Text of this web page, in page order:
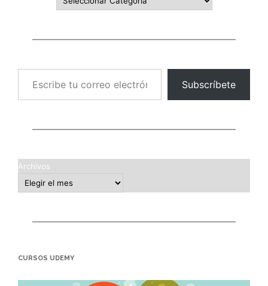
Escribe tu correo electrónico…
Subscríbete
Archivos
CURSOS UDEMY